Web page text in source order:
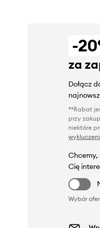
-
za
Dołącz
**Rabat
przy
niektóre
Cię
Wybór